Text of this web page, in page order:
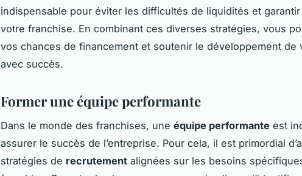
indispensable pour éviter les difficultés de liquidités et
votre franchise. En combinant ces diverses stratégies, vous
vos chances de financement et soutenir le développement de
avec succès.
Former une équipe performante
Dans le monde des franchises, une équipe performante est
assurer le succès de l’entreprise. Pour cela, il est primordial
stratégies de recrutement alignées sur les besoins